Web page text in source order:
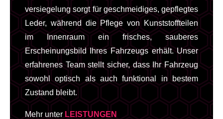
versiegelung sorgt für geschmeidiges, gepflegtes
Leder, während die Pflege von Kunststoffteilen
im Innenraum ein frisches, sauberes
Erscheinungsbild Ihres Fahrzeugs erhält. Unser
erfahrenes Team stellt sicher, dass Ihr Fahrzeug
sowohl optisch als auch funktional in bestem
Zustand bleibt.
Mehr unter LEISTUNGEN